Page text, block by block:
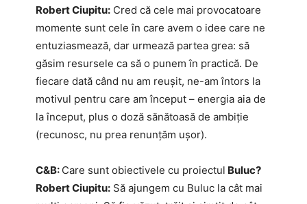
Robert Ciupitu: Cred că cele mai provocatoare
momente sunt cele în care avem o idee care ne
entuziasmează, dar urmează partea grea: să
găsim resursele ca să o punem în practică. De
fiecare dată când nu am reușit, ne-am întors la
motivul pentru care am început – energia aia de
la început, plus o doză sănătoasă de ambiție
(recunosc, nu prea renunțăm ușor).
C&B: Care sunt obiectivele cu proiectul Buluc?
Robert Ciupitu: Să ajungem cu Buluc la cât mai